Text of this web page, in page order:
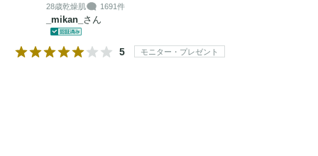
28歳乾燥肌 1691件
_mikan_ さん
5 モニター・プレゼント